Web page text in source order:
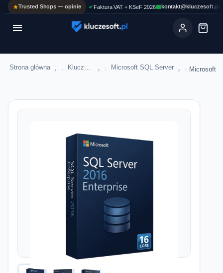
Trusted Shops — opinie Faktura VAT + KSeF 2026 kontakt@kluczesoft.pl

Strona główna › Klucze serwerowe › Microsoft SQL Server › Microsoft